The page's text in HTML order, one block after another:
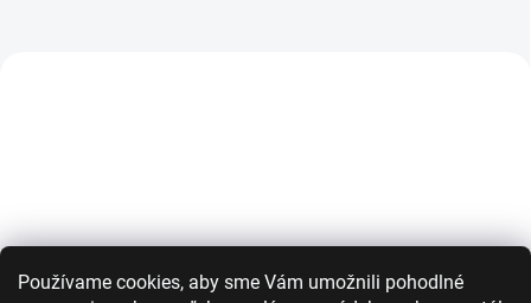
Používame cookies, aby sme Vám umožnili pohodlné